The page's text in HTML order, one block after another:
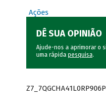
Ações
DÊ SUA OPINIÃO
Ajude-nos a aprimorar o
uma rápida pesquisa.